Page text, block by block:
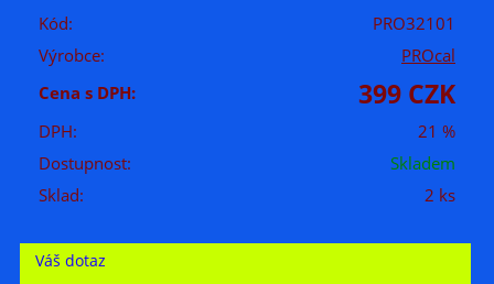
Kód:
PRO32101
Výrobce:
PROcal
Cena s DPH:
399 CZK
DPH:
21 %
Dostupnost:
Skladem
Sklad:
2 ks
Váš dotaz